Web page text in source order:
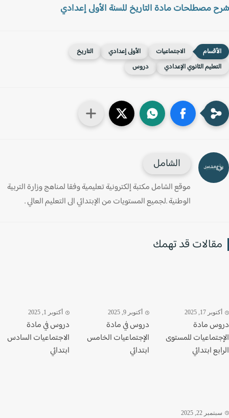
مصطلحات مادة التاريخ للسنة الأولى إعدادي
الاجتماعيات الأولى إعدادي
التاريخ
الثانوي الإعدادي
دروس
الشامل
موقع الشامل مكتبة إلكترونية تعليمية وفقا لمناهج وزارة التربية
الوطنية .لجميع المستويات من الإبتدائي الى التعليم العالي .
قد تهمك
17, 2025
مادة
للمستوى
ابتدائي
أكتوبر 9, 2025
دروس في مادة
الإجتماعيات الخامس
ابتدائي
أكتوبر 1, 2025
دروس في مادة
الاجتماعيات السادس
ابتدائي
22, 2025